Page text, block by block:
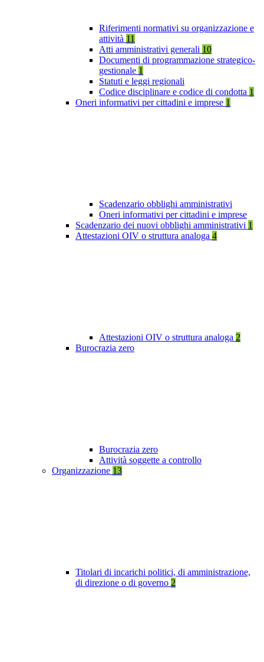
Riferimenti normativi su organizzazione e
attività 11
Atti amministrativi generali 10
Documenti di programmazione strategico-
gestionale 1
Statuti e leggi regionali
Codice disciplinare e codice di condotta 1
Oneri informativi per cittadini e imprese 1
Scadenzario obblighi amministrativi
Oneri informativi per cittadini e imprese
Scadenzario dei nuovi obblighi amministrativi 1
Attestazioni OIV o struttura analoga 4
Attestazioni OIV o struttura analoga 2
Burocrazia zero
Burocrazia zero
Attività soggette a controllo
Organizzazione 13
Titolari di incarichi politici, di amministrazione,
di direzione o di governo 2